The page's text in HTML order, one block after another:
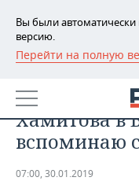
Вы были
версию.
Перейти на полную
РЕГИОНЫ
БАШКОРТОСТАН
ТАТАРСТАН
НОВОСТИ
АНАЛИТИКА
Рауфа
Хамитова в
вспоминаю
07:00, 30.01.2019